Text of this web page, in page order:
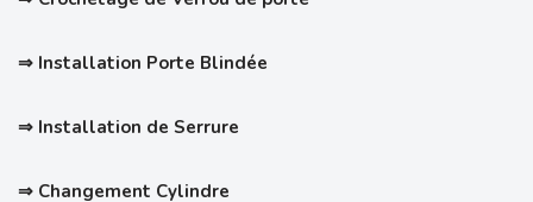
⇒ Installation Porte Blindée
⇒ Installation de Serrure
⇒ Changement Cylindre